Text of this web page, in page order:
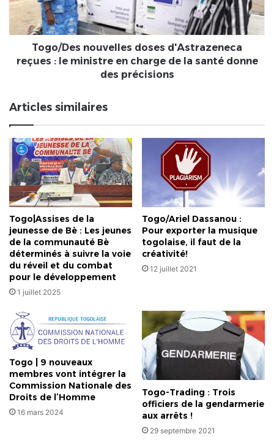
Les
doivent
le
ministre
en
des
précisions
Togo/Des nouvelles doses d'Astrazeneca
reçues : le ministre en charge de la santé donne
des précisions
Articles similaires
Togo|Assises de la
jeunesse de Bè : Les jeunes
de la communauté Bè
déterminés à suivre la voie
du réveil et du combat
pour le développement
1 juillet 2025
Togo/Ariel Dassanou :
Pour exporter la musique
togolaise, il faut de la
créativité!
12 juillet 2021
Togo | 9 nouveaux
membres vont intégrer la
Commission Nationale des
Droits de l’Homme
16 mars 2024
Togo-Trading : Trois
officiers de la gendarmerie
aux arrêts !
29 septembre 2021